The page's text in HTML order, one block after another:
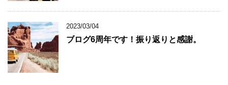
2023/03/04
ブログ6周年です！振り返りと感謝。